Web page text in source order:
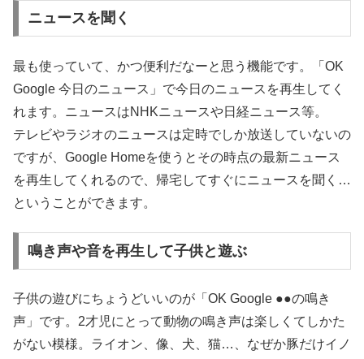
ニュースを聞く
最も使っていて、かつ便利だなーと思う機能です。「OK
Google 今日のニュース」で今日のニュースを再生してく
れます。ニュースはNHKニュースや日経ニュース等。
テレビやラジオのニュースは定時でしか放送していないの
ですが、Google Homeを使うとその時点の最新ニュース
を再生してくれるので、帰宅してすぐにニュースを聞く…
ということができます。
鳴き声や音を再生して子供と遊ぶ
子供の遊びにちょうどいいのが「OK Google ●●の鳴き
声」です。2才児にとって動物の鳴き声は楽しくてしかた
がない模様。ライオン、像、犬、猫…、なぜか豚だけイノ